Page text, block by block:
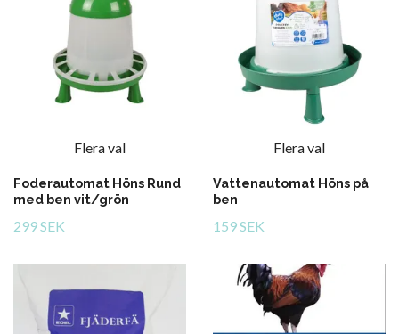
Flera val
Foderautomat Höns Rund
med ben vit/grön
299 SEK
Flera val
Vattenautomat Höns på
ben
159 SEK